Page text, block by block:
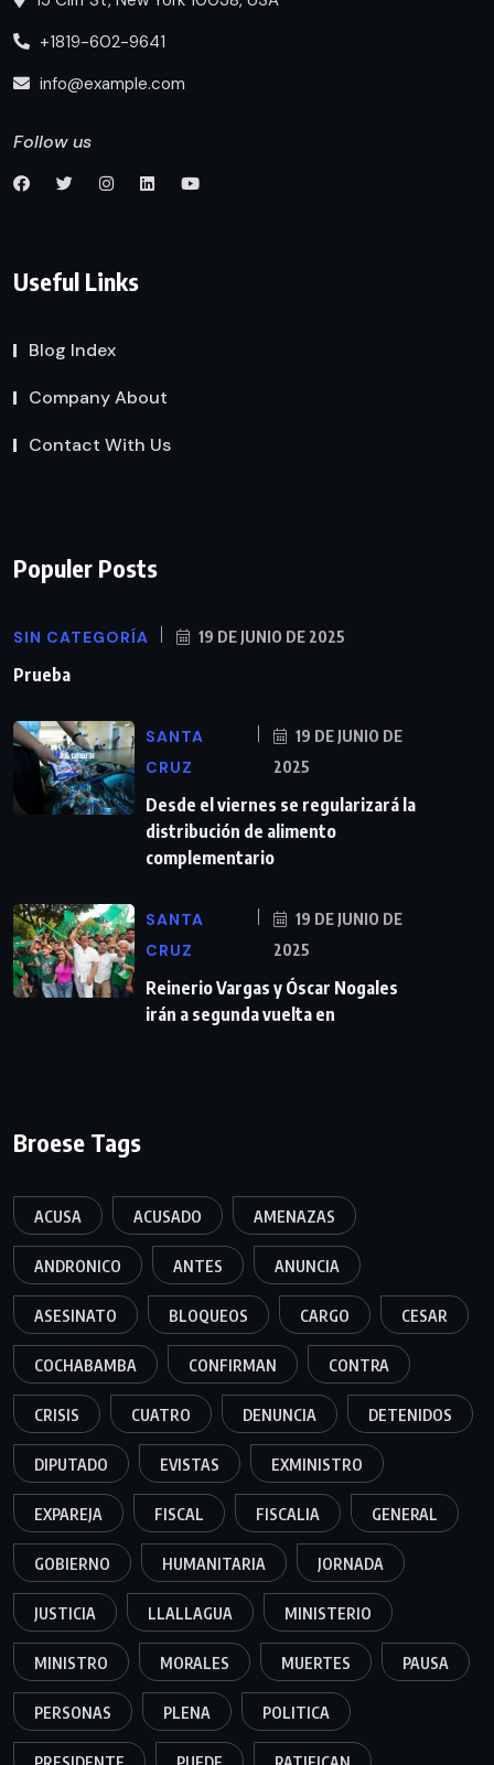
+1819-602-9641
info@example.com
Follow us
Useful Links
Blog Index
Company About
Contact With Us
Populer Posts
SIN CATEGORÍA 19 DE JUNIO DE 2025
Prueba
SANTA
CRUZ
19 DE JUNIO DE
2025
Desde el viernes se regularizará la
distribución de alimento
complementario
SANTA
CRUZ
19 DE JUNIO DE
2025
Reinerio Vargas y Óscar Nogales
irán a segunda vuelta en
Broese Tags
ACUSA ACUSADO AMENAZAS
ANDRONICO ANTES ANUNCIA
ASESINATO BLOQUEOS CARGO CESAR
COCHABAMBA CONFIRMAN CONTRA
CRISIS CUATRO DENUNCIA DETENIDOS
DIPUTADO EVISTAS EXMINISTRO
EXPAREJA FISCAL FISCALIA GENERAL
GOBIERNO HUMANITARIA JORNADA
JUSTICIA LLALLAGUA MINISTERIO
MINISTRO MORALES MUERTES PAUSA
PERSONAS PLENA POLITICA